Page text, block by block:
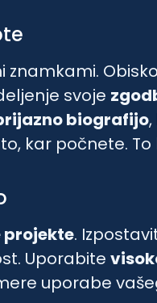
znamkami.
svoje
biografijo
kar počnete.
projekte.
Uporabite
uporabe